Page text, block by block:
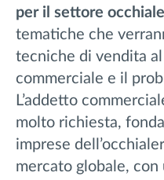
per il settore
tematiche che
tecniche di vendita al
commerciale e il
L’addetto
molto richiesta,
imprese
mercato globale,